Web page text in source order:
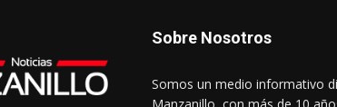
Sobre Nosotros
Somos un medio informativo
Manzanillo, con más de 10